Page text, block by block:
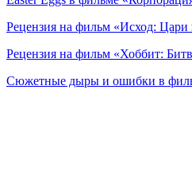
Рецензия на фильм «Исход: Цари
Рецензия на фильм «Хоббит:
Сюжетные дыры и ошибки в